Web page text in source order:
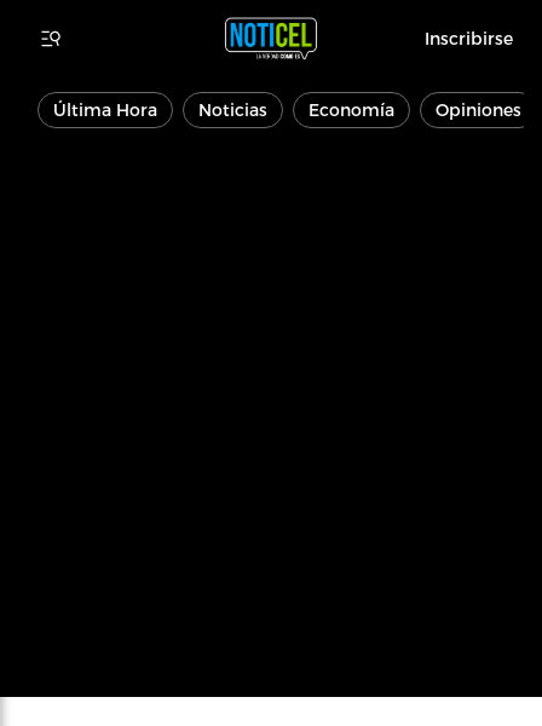
Inscribirse
Última Hora Noticias Economía Opiniones